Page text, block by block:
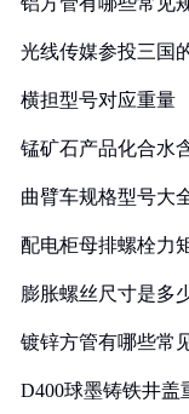
光线传媒参投三国
横担型号对应重量
锰矿石产品化合水
曲臂车规格型号大
配电柜母排螺栓力
膨胀螺丝尺寸是多
镀锌方管有哪些常
D400球墨铸铁井盖